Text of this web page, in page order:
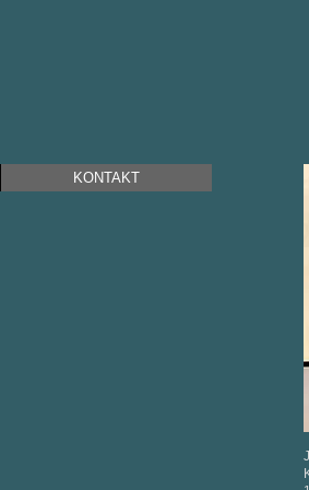
KONTAKT